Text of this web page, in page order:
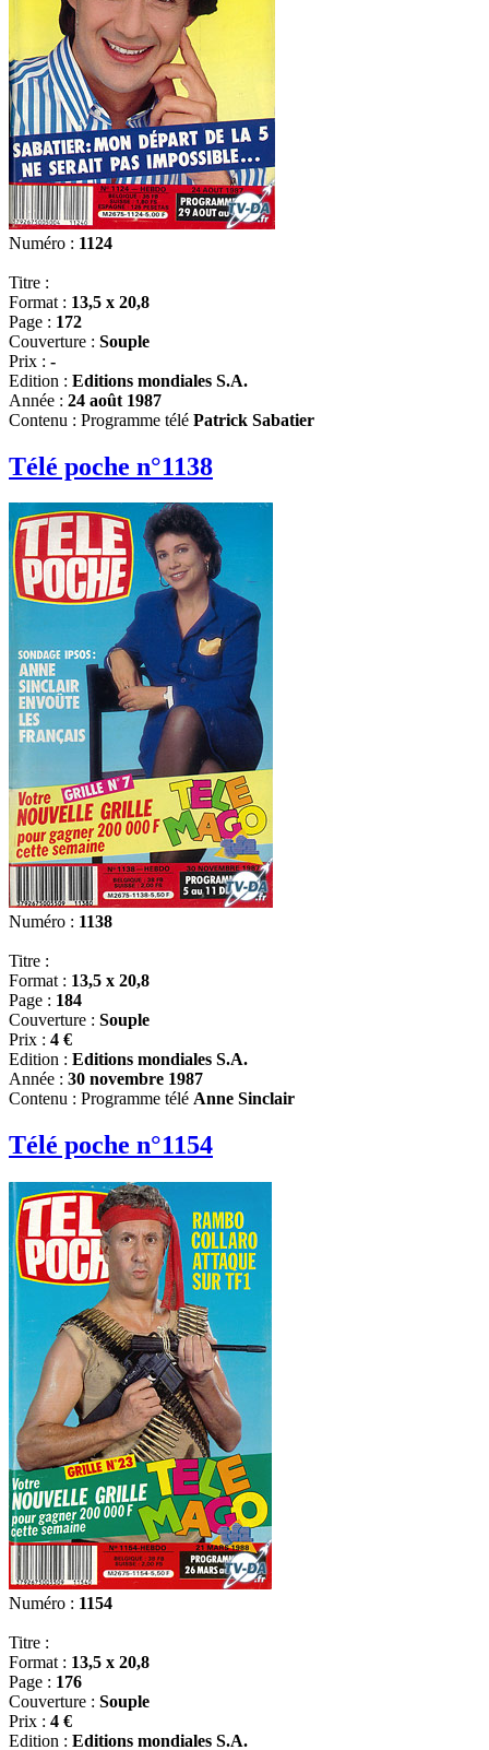
Numéro : 1124
Titre :
Format : 13,5 x 20,8
Page : 172
Couverture : Souple
Prix : -
Edition : Editions mondiales S.A.
Année : 24 août 1987
Contenu : Programme télé Patrick Sabatier
Télé poche n°1138
Numéro : 1138
Titre :
Format : 13,5 x 20,8
Page : 184
Couverture : Souple
Prix : 4 €
Edition : Editions mondiales S.A.
Année : 30 novembre 1987
Contenu : Programme télé Anne Sinclair
Télé poche n°1154
Numéro : 1154
Titre :
Format : 13,5 x 20,8
Page : 176
Couverture : Souple
Prix : 4 €
Edition : Editions mondiales S.A.